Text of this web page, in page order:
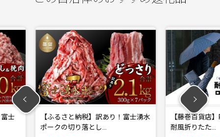
り！富士湧水
【藤巻百貨店】Ramuda 晴雨兼用
耐風折りたた…
【
ード